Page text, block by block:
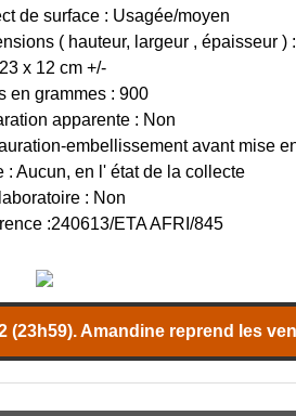
de surface : Usagée/moyen
( hauteur, largeur , épaisseur ) :
x 12 cm +/-
en grammes : 900
apparente : Non
embellissement avant mise
: Aucun, en l' état de la collecte
: Non
:240613/ETA AFRI/845
(23h59). Amandine reprend les